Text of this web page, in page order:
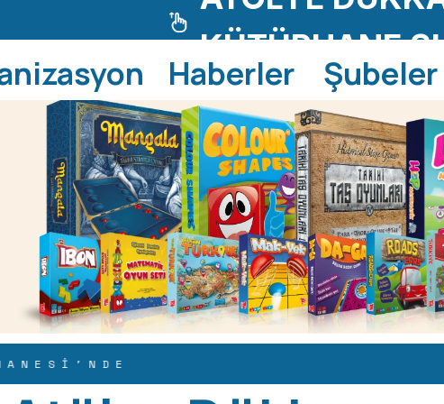
KÜTÜPHANE
Haberler Şubeler